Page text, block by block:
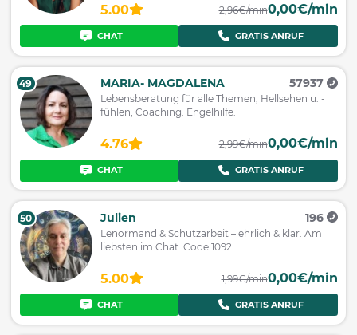
5.00 2,96€/min0,00€/min
CHAT GRATIS ANRUF
49 MARIA- MAGDALENA 57937
Lebensberatung für alle Themen, Hellsehen u. -
fühlen, Coaching. Engelhilfe.
4.76 2,99€/min0,00€/min
CHAT GRATIS ANRUF
50 Julien 196
Lenormand & Schutzarbeit – ehrlich & klar. Am
liebsten im Chat. Code 1092
5.00 1,99€/min0,00€/min
CHAT GRATIS ANRUF